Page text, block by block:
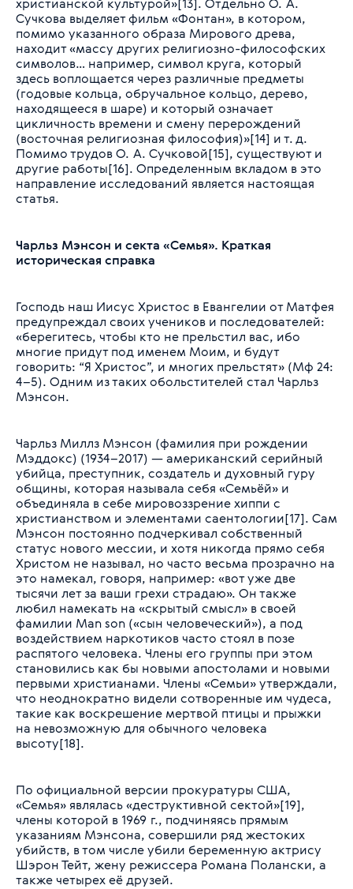
Сучкова выделяет фильм «Фонтан», в котором,
помимо указанного образа Мирового древа,
находит «массу других религиозно-философских
символов… например, символ круга, который
здесь воплощается через различные предметы
(годовые кольца, обручальное кольцо, дерево,
находящееся в шаре) и который означает
цикличность времени и смену перерождений
(восточная религиозная философия)»[14] и т. д.
Помимо трудов О. А. Сучковой[15], существуют и
другие работы[16]. Определенным вкладом в это
направление исследований является настоящая
статья.
Чарльз Мэнсон и секта «Семья». Краткая
историческая справка
Господь наш Иисус Христос в Евангелии от Матфея
предупреждал своих учеников и последователей:
«берегитесь, чтобы кто не прельстил вас, ибо
многие придут под именем Моим, и будут
говорить: “Я Христос”, и многих прельстят» (Мф 24:
4–5). Одним из таких обольстителей стал Чарльз
Мэнсон.
Чарльз Миллз Мэнсон (фамилия при рождении
Мэддокс) (1934–2017) — американский серийный
убийца, преступник, создатель и духовный гуру
общины, которая называла себя «Семьёй» и
объединяла в себе мировоззрение хиппи с
христианством и элементами саентологии[17]. Сам
Мэнсон постоянно подчеркивал собственный
статус нового мессии, и хотя никогда прямо себя
Христом не называл, но часто весьма прозрачно на
это намекал, говоря, например: «вот уже две
тысячи лет за ваши грехи страдаю». Он также
любил намекать на «скрытый смысл» в своей
фамилии Man son («сын человеческий»), а под
воздействием наркотиков часто стоял в позе
распятого человека. Члены его группы при этом
становились как бы новыми апостолами и новыми
первыми христианами. Члены «Семьи» утверждали,
что неоднократно видели сотворенные им чудеса,
такие как воскрешение мертвой птицы и прыжки
на невозможную для обычного человека
высоту[18].
По официальной версии прокуратуры США,
«Семья» являлась «деструктивной сектой»[19],
члены которой в 1969 г., подчиняясь прямым
указаниям Мэнсона, совершили ряд жестоких
убийств, в том числе убили беременную актрису
Шэрон Тейт, жену режиссера Романа Полански, а
также четырех её друзей.